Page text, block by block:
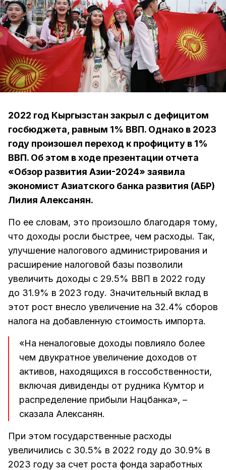
2022 год Кыргызстан закрыл с дефицитом
госбюджета, равным 1% ВВП. Однако в 2023
году произошел переход к профициту в 1%
ВВП. Об этом в ходе презентации отчета
«Обзор развития Азии-2024» заявила
экономист Азиатского банка развития (АБР)
Лилия Алексанян.
По ее словам, это произошло благодаря тому,
что доходы росли быстрее, чем расходы. Так,
улучшение налогового администрирования и
расширение налоговой базы позволили
увеличить доходы с 29.5% ВВП в 2022 году
до 31.9% в 2023 году. Значительный вклад в
этот рост внесло увеличение на 32.4% сборов
налога на добавленную стоимость импорта.
«На неналоговые доходы повлияло более
чем двукратное увеличение доходов от
активов, находящихся в госсобственности,
включая дивиденды от рудника Кумтор и
распределение прибыли Нацбанка», –
сказала Алексанян.
При этом государственные расходы
увеличились с 30.5% в 2022 году до 30.9% в
2023 году за счет роста фонда заработных